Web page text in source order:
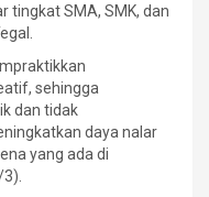
tingkat SMA, SMK, dan
sehingga
dan tidak
daya nalar
yang ada di
3).